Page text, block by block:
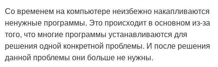
Со временем на компьютере неизбежно накапливаются
ненужные программы. Это происходит в основном из-за
того, что многие программы устанавливаются для
решения одной конкретной проблемы. И после решения
данной проблемы они больше не нужны.